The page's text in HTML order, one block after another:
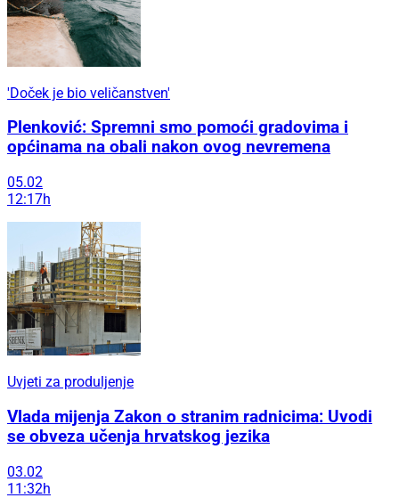
'Doček je bio veličanstven'
Plenković: Spremni smo pomoći gradovima i
općinama na obali nakon ovog nevremena
05.02
12:17h
Uvjeti za produljenje
Vlada mijenja Zakon o stranim radnicima: Uvodi
se obveza učenja hrvatskog jezika
03.02
11:32h